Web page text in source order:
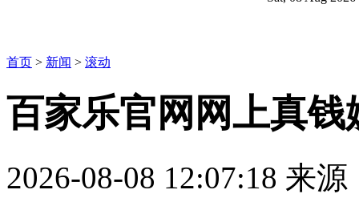
首页 > 新闻 > 滚动
百家乐官网网上真
2026-08-08 12:07:18 来源